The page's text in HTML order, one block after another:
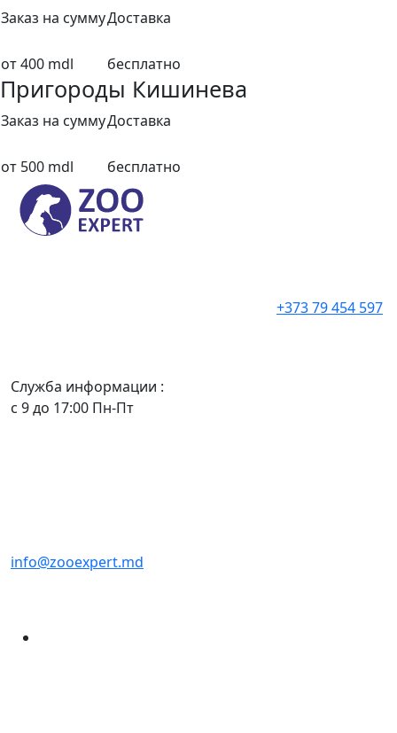
Заказ на суммуДоставка
от 400 mdl бесплатно
Пригороды Кишинева
Заказ на суммуДоставка
от 500 mdl бесплатно
+373 79 454 597
Служба информации :
с 9 до 17:00 Пн-Пт
info@zooexpert.md